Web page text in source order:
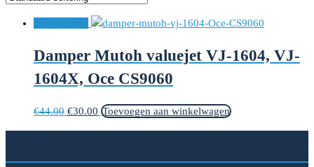
Damper Mutoh valuejet VJ-1604, VJ-
1604X, Oce CS9060
€44.00 Oorspronkelijke
€30.00 Huidige
Toevoegen aan winkelwagen